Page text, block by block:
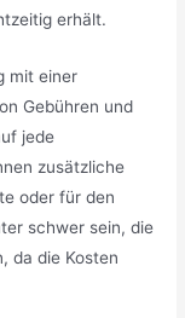
erhält.
mit einer
Gebühren und
jede
zusätzliche
oder für den
schwer sein, die
da die Kosten